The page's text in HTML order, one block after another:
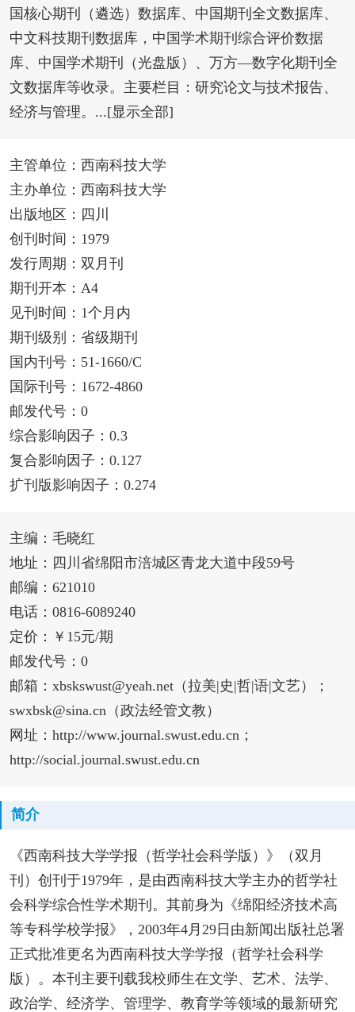
国核心期刊（遴选）数据库、中国期刊全文数据库、
中文科技期刊数据库，中国学术期刊综合评价数据
库、中国学术期刊（光盘版）、万方—数字化期刊全
文数据库等收录。主要栏目：研究论文与技术报告、
经济与管理。...[显示全部]
主管单位：西南科技大学
主办单位：西南科技大学
出版地区：四川
创刊时间：1979
发行周期：双月刊
期刊开本：A4
见刊时间：1个月内
期刊级别：省级期刊
国内刊号：51-1660/C
国际刊号：1672-4860
邮发代号：0
综合影响因子：0.3
复合影响因子：0.127
扩刊版影响因子：0.274
主编：毛晓红
地址：四川省绵阳市涪城区青龙大道中段59号
邮编：621010
电话：0816-6089240
定价：￥15元/期
邮发代号：0
邮箱：xbskswust@yeah.net（拉美|史|哲|语|文艺）；
swxbsk@sina.cn（政法经管文教）
网址：http://www.journal.swust.edu.cn；
http://social.journal.swust.edu.cn
简介
《西南科技大学学报（哲学社会科学版）》（双月
刊）创刊于1979年，是由西南科技大学主办的哲学社
会科学综合性学术期刊。其前身为《绵阳经济技术高
等专科学校学报》，2003年4月29日由新闻出版社总署
正式批准更名为西南科技大学学报（哲学社会科学
版）。本刊主要刊载我校师生在文学、艺术、法学、
政治学、经济学、管理学、教育学等领域的最新研究